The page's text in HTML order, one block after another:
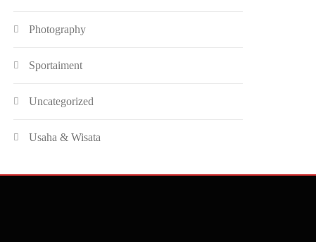
Photography
Sportaiment
Uncategorized
Usaha & Wisata